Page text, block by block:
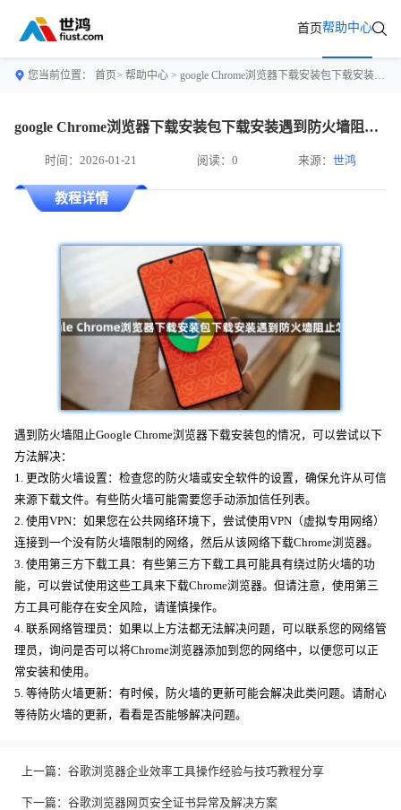
首页帮助中心
您当前位置： 首页> 帮助中心 > google Chrome浏览器下载安装包下载安装遇到防火墙阻止怎么办
google Chrome浏览器下载安装包下载安装遇到防火墙阻止怎么办
时间：2026-01-21 阅读：0 来源：世鸿
教程详情
遇到防火墙阻止Google Chrome浏览器下载安装包的情况，可以尝试以下
方法解决：
1. 更改防火墙设置：检查您的防火墙或安全软件的设置，确保允许从可信
来源下载文件。有些防火墙可能需要您手动添加信任列表。
2. 使用VPN：如果您在公共网络环境下，尝试使用VPN（虚拟专用网络）
连接到一个没有防火墙限制的网络，然后从该网络下载Chrome浏览器。
3. 使用第三方下载工具：有些第三方下载工具可能具有绕过防火墙的功
能，可以尝试使用这些工具来下载Chrome浏览器。但请注意，使用第三
方工具可能存在安全风险，请谨慎操作。
4. 联系网络管理员：如果以上方法都无法解决问题，可以联系您的网络管
理员，询问是否可以将Chrome浏览器添加到您的网络中，以便您可以正
常安装和使用。
5. 等待防火墙更新：有时候，防火墙的更新可能会解决此类问题。请耐心
等待防火墙的更新，看看是否能够解决问题。
上一篇： 谷歌浏览器企业效率工具操作经验与技巧教程分享
下一篇： 谷歌浏览器网页安全证书异常及解决方案